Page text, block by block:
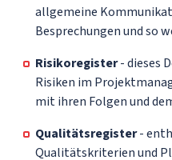
allgemeine
Besprechungen und so
Risikoregister- dieses
Risiken im
mit ihren Folgen und
Qualitätsregister-
Qualitätskriterien und